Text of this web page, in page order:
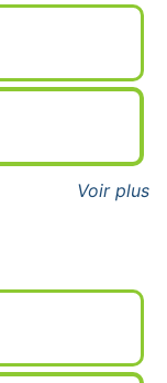
Voir plus